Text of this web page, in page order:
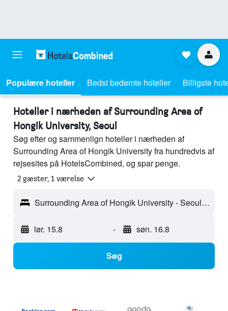
Populære hoteller Bedst bedømte hoteller Billigste
Hoteller i nærheden af Surrounding Area of
Hongik University, Seoul
Søg efter og sammenlign hoteller i nærheden af
Surrounding Area of Hongik University fra hundredvis af
rejsesites på HotelsCombined, og spar penge.
2 gæster, 1 værelse
Surrounding Area of Hongik University - Seoul, Sydkorea
lør. 15.8 - søn. 16.8
Søg